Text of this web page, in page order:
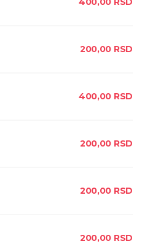
200,00 RSD
400,00 RSD
200,00 RSD
200,00 RSD
200,00 RSD